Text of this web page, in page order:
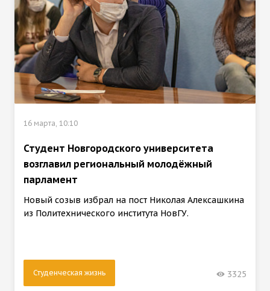
16 марта, 10:10
Студент Новгородского университета
возглавил региональный молодёжный
парламент
Новый созыв избрал на пост Николая Алексашкина
из Политехнического института НовГУ.
Студенческая жизнь 3325